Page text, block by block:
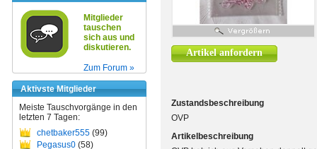
Mitglieder
tauschen
sich aus und
diskutieren.
Zum Forum »
Aktivste Mitglieder
Meiste Tauschvorgänge in den
letzten 7 Tagen:
chetbaker555 (99)
Pegasus0 (58)
Artikel anfordern
Zustandsbeschreibung
OVP
Artikelbeschreibung